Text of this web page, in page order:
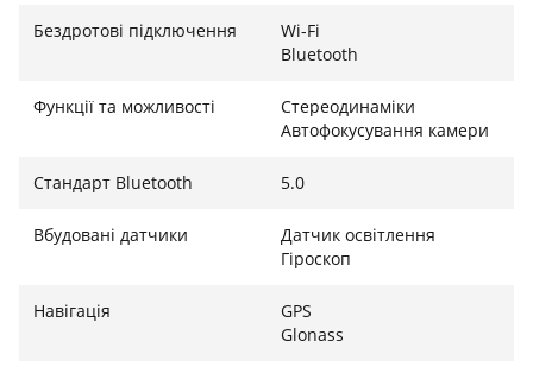
Бездротові підключення
Wi-Fi
Bluetooth
Функції та можливості
Стереодинаміки
Автофокусування камери
Стандарт Bluetooth 5.0
Вбудовані датчики
Датчик освітлення
Гіроскоп
Навігація
GPS
Glonass